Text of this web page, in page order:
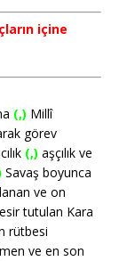
içine
(,) Millî
görev
(,) aşçılık ve
Savaş boyunca
ve on
tutulan Kara
rütbesi
ve en son